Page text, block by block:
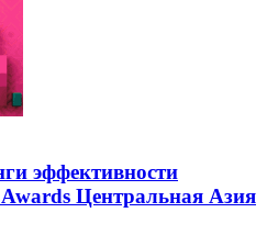
эффективности
Awards Центральная Азия